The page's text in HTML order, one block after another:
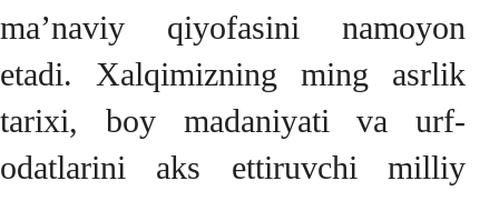
ma’naviy qiyofasini namoyon
etadi. Xalqimizning ming asrlik
tarixi, boy madaniyati va urf-
odatlarini aks ettiruvchi milliy